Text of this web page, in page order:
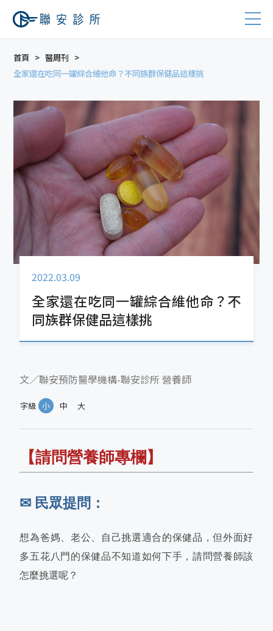
首頁
醫周刊
全家還在吃同一罐綜合維他命？不同族群保健品這樣挑
2022.03.09
全家還在吃同一罐綜合維他命？不
同族群保健品這樣挑
文／聯安預防醫學機構-聯安診所 營養師
字級 小 中 大
【請問營養師專欄】
✉ 民眾提問：
想為爸媽、老公、自己挑選適合的保健品，但外面好
多五花八門的保健品不知道如何下手，請問營養師該
怎麼挑選呢？